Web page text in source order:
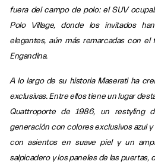
fuera del campo de polo: el SUV
Polo Village, donde los invitados
elegantes, aún más remarcadas con
Engandina.
A lo largo de su historia Maserati ha
exclusivas. Entre ellos tiene un lugar
Quattroporte de 1986, un restyling
generación con colores exclusivos azul
con asientos en suave piel y un
salpicadero y los paneles de las puertas,